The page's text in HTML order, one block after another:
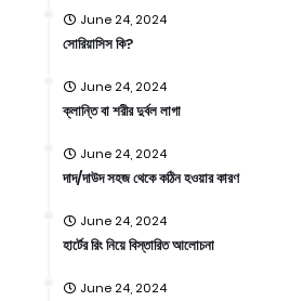
June 24, 2024
সোরিয়াসিস কি?
June 24, 2024
ক্লান্তি বা শরীর দুর্বল লাগা
June 24, 2024
দাদ/দাউদ সহজ থেকে কঠিন হওয়ার কারণ
June 24, 2024
হার্টের রিং নিয়ে বিস্তারিত আলোচনা
June 24, 2024